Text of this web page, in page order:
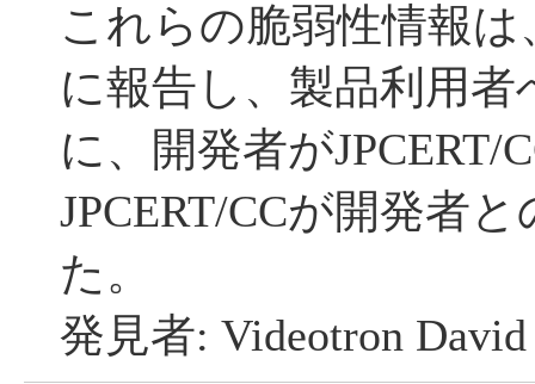
これらの脆弱性情報
に報告し、製品利用者
に、開発者がJPCERT/
JPCERT/CCが開発者
た。
発見者: Videotron